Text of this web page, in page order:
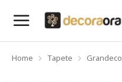
You are here:
Home Tapete Grandeco